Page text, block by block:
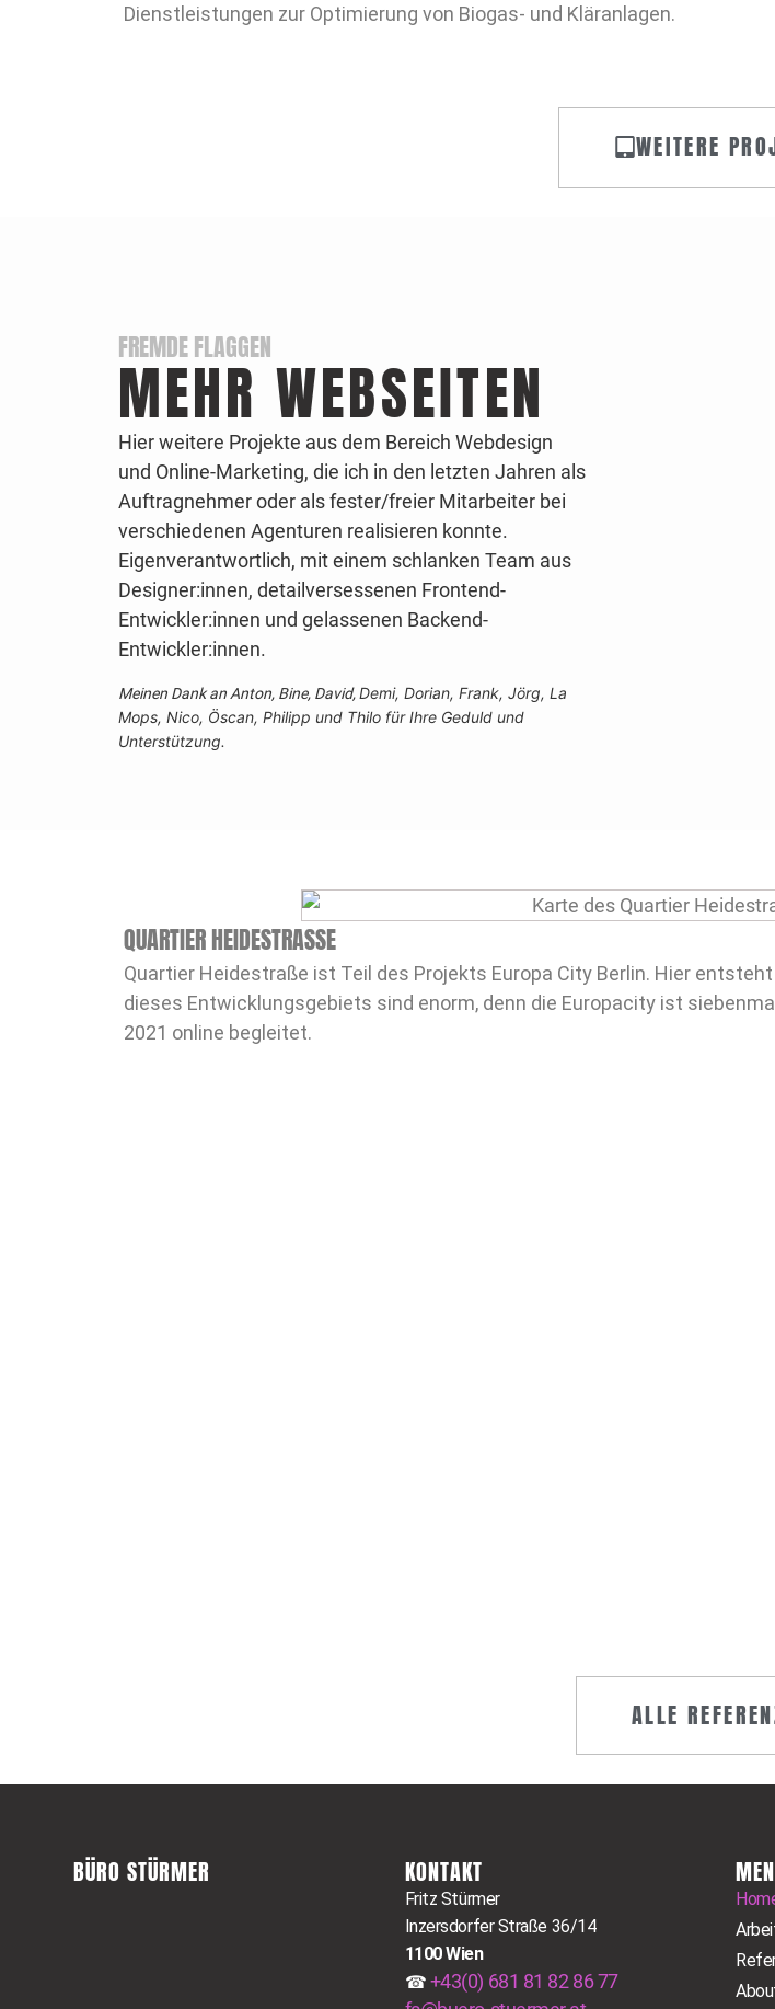
Dienstleistungen zur Optimierung von Biogas- und Kläranlagen.
WEITERE
FREMDE FLAGGEN
MEHR WEBSEITEN
Hier weitere Projekte aus dem Bereich Webdesign
und Online-Marketing, die ich in den letzten Jahren als
Auftragnehmer oder als fester/freier Mitarbeiter bei
verschiedenen Agenturen realisieren konnte.
Eigenverantwortlich, mit einem schlanken Team aus
Designer:innen, detailversessenen Frontend-
Entwickler:innen und gelassenen Backend-
Entwickler:innen.
Meinen Dank an Anton, Bine, David,Demi, Dorian, Frank, Jörg, La
Mops, Nico, Öscan, Philipp und Thilo für Ihre Geduld und
Unterstützung.
QUARTIER HEIDESTRASSE
Quartier Heidestraße ist Teil des Projekts Europa City Berlin. Hier
dieses Entwicklungsgebiets sind enorm, denn die Europacity ist
2021 online begleitet.
ALLE
BÜRO STÜRMER KONTAKT
Fritz Stürmer
Inzersdorfer Straße 36/14
1100 Wien
☎ +43(0) 681 81 82 86 77